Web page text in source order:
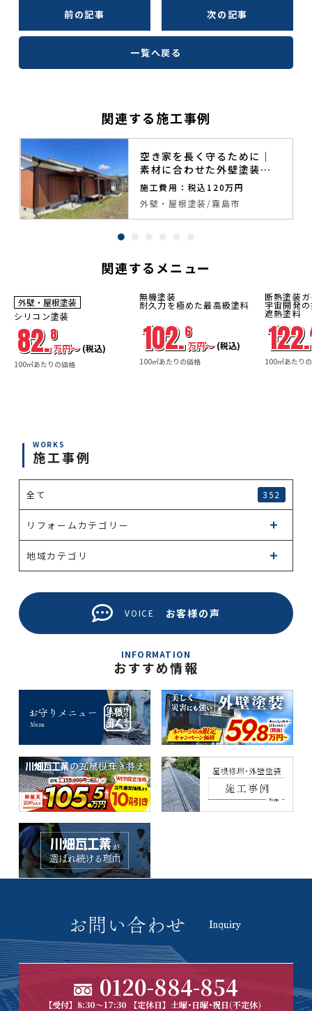
前の記事 次の記事
一覧へ戻る
関連する施工事例
空き家を長く守るために｜
素材に合わせた外壁塗装と
補修工事
施工費用：税込120万円
外壁・屋根塗装 霧島市
関連するメニュー
足場
工事費
コミコ
外壁・屋根塗装
シリコン塗装
82.8
万円〜 (税込)
100㎡あたりの価格
足場
工事費
ミ
無機塗装
耐久力を極めた最高級塗料
102.6
万円〜 (税込)
100㎡あたりの価格
足場
工事費
コミコ
ミ
断熱塗装
宇宙開発
遮熱塗料
122.
100㎡あたり
WORKS
施工事例
全て 352
リフォームカテゴリー
地域カテゴリ
VOICE お客様の声
INFORMATION
おすすめ情報
0120-884-854
【受付】8:30～17:30 【定休日】土曜･日曜･祝日(不定休)